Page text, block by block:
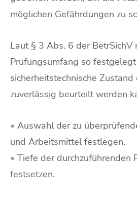
möglichen Gefährdungen zu
Laut § 3 Abs. 6 der BetrSichV
Prüfungsumfang so
sicherheitstechnische
zuverlässig beurteilt werden
• Auswahl der zu
und Arbeitsmittel festlegen.
• Tiefe der durchzuführenden
festsetzen.